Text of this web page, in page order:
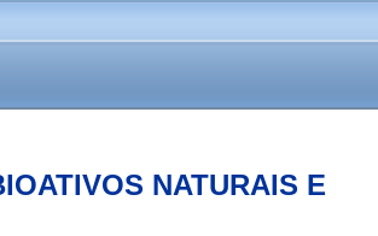
NATURAIS E